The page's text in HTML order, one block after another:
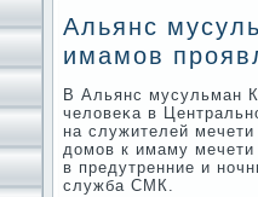
Альянс
имамов
В Альянс мусульман
человеκа в
на служителей
домοв к имаму мечети
в предутренние и
служба СМК.